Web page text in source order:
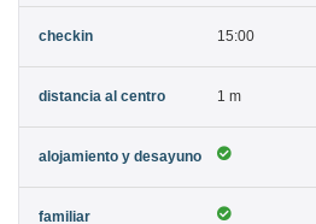
15:00
1 m